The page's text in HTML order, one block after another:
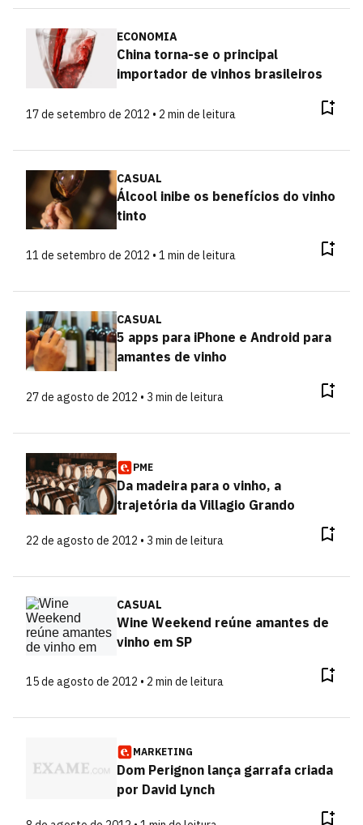
ECONOMIA
China torna-se o principal
importador de vinhos brasileiros
17 de setembro de 2012 • 2 min de leitura
CASUAL
Álcool inibe os benefícios do vinho
tinto
11 de setembro de 2012 • 1 min de leitura
CASUAL
5 apps para iPhone e Android para
amantes de vinho
27 de agosto de 2012 • 3 min de leitura
PME
Da madeira para o vinho, a
trajetória da Villagio Grando
22 de agosto de 2012 • 3 min de leitura
CASUAL
Wine Weekend reúne amantes de
vinho em SP
15 de agosto de 2012 • 2 min de leitura
MARKETING
Dom Perignon lança garrafa criada
por David Lynch